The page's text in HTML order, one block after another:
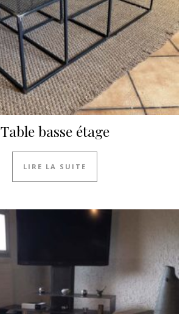
Table basse étage
LIRE LA SUITE